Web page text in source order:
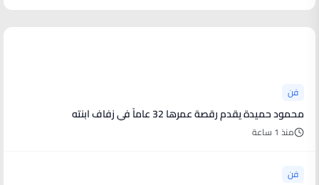
فن
محمود حميدة يقدم رقصة عمرها 32 عاماً في زفاف ابنته
منذ 1 ساعة
فن